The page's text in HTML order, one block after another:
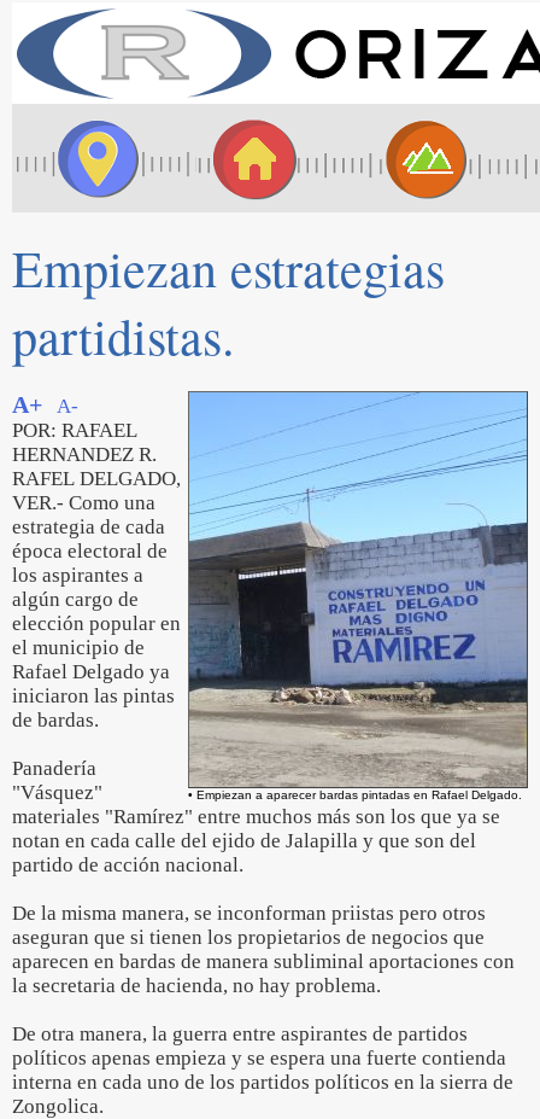
Empiezan estrategias
partidistas.
• Empiezan a aparecer bardas pintadas en Rafael Delgado.
A+
A-
POR: RAFAEL
HERNANDEZ R.
RAFEL DELGADO,
VER.- Como una
estrategia de cada
época electoral de
los aspirantes a
algún cargo de
elección popular en
el municipio de
Rafael Delgado ya
iniciaron las pintas
de bardas.
Panadería
"Vásquez"
materiales "Ramírez" entre muchos más son los que ya se
notan en cada calle del ejido de Jalapilla y que son del
partido de acción nacional.
De la misma manera, se inconforman priistas pero otros
aseguran que si tienen los propietarios de negocios que
aparecen en bardas de manera subliminal aportaciones con
la secretaria de hacienda, no hay problema.
De otra manera, la guerra entre aspirantes de partidos
políticos apenas empieza y se espera una fuerte contienda
interna en cada uno de los partidos políticos en la sierra de
Zongolica.